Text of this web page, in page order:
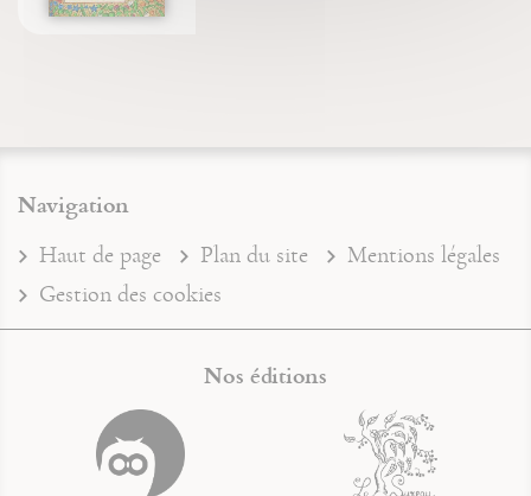
Navigation
Haut de page Plan du site
Mentions légales
Gestion des cookies
Nos éditions